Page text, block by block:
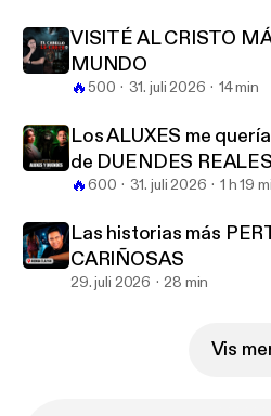
VISITÉ AL CRISTO
MUNDO
🔥 500 31. juli 2026 14 min
Los ALUXES me
de DUENDES REALES
🔥600 31. juli 2026 1 h 19
Las historias más
CARIÑOSAS
29. juli 2026 28 min
Vis